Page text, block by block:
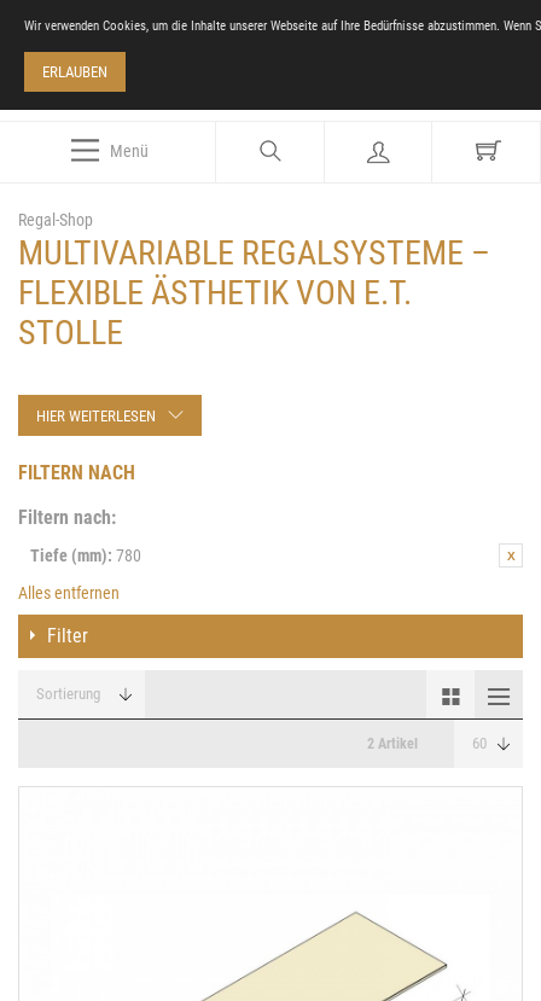
Menü
Regal-Shop
MULTIVARIABLE REGALSYSTEME –
FLEXIBLE ÄSTHETIK VON E.T.
STOLLE
HIER WEITERLESEN
FILTERN NACH
Filtern nach:
Tiefe (mm): 780
Alles entfernen
Filter
2 Artikel
Wir verwenden Cookies, um die Inhalte unserer Webseite auf Ihre Bedürfnisse abzustimmen.
ERLAUBEN